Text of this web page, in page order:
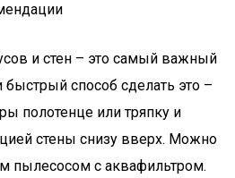
и стен – это самый важный
быстрый способ сделать это –
полотенце или тряпку и
стены снизу вверх. Можно
пылесосом с аквафильтром.